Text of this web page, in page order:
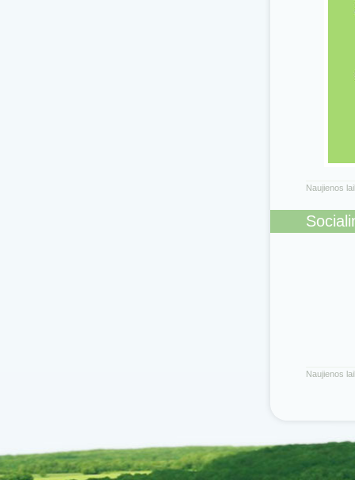
Naujienos
Naujienos